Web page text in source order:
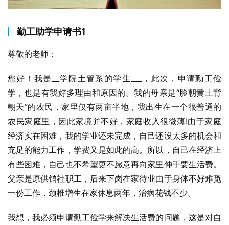
勤工助学申请书1
尊敬的老师：
您好！我是__学院土管系的学生___，此次，申请勤工俭
学，也是有我好多理由和原因的。我的母亲是“脸朝黄土背
朝天”的农民，家里仅有两亩半地，我出生在一个很普通的
农民家庭里，因此家境并不好，家庭收入很微薄!由于家庭
经济实在困难，我的学业还未完成，自己还没太多的机会和
充足的能力工作，学费又是如此的高。所以，自己在经济上
有些困难，自己也不希望更不愿意再向家里伸手要生活费。
父亲是原供销社职工，后来下岗在家待业由于身体不好难觅
一份工作，颈椎增生在家休息两年，治病花钱不少。
我想，我必须申请勤工俭学来解决生活费的问题，这是对自